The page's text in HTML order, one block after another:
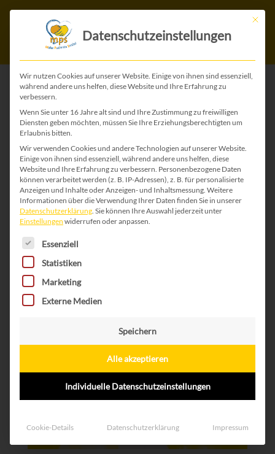
Mit
Datenschutzeinstellungen
Wir nutzen Cookies auf unserer Website. Einige von ihnen sind essenziell,
während andere uns helfen, diese Website und Ihre Erfahrung zu
verbessern.
Wenn Sie unter 16 Jahre alt sind und Ihre Zustimmung zu freiwilligen
Diensten geben möchten, müssen Sie Ihre Erziehungsberechtigten um
Erlaubnis bitten.
Wir verwenden Cookies und andere Technologien auf unserer Website.
Einige von ihnen sind essenziell, während andere uns helfen, diese
Website und Ihre Erfahrung zu verbessern. Personenbezogene Daten
können verarbeitet werden (z. B. IP-Adressen), z. B. für personalisierte
Anzeigen und Inhalte oder Anzeigen- und Inhaltsmessung. Weitere
Informationen über die Verwendung Ihrer Daten finden Sie in unserer
Datenschutzerklärung. Sie können Ihre Auswahl jederzeit unter
Einstellungen widerrufen oder anpassen.
Es folgt eine Liste der Service-Gruppen, für die
Essenziell
Statistiken
Marketing
Externe Medien
Speichern
Alle akzeptieren
Individuelle Datenschutzeinstellungen
Cookie-Details Datenschutzerklärung Impressum